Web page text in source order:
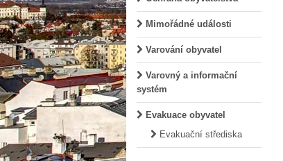
Mimořádné události
Varování obyvatel
Varovný a informační
systém
Evakuace obyvatel
Evakuační střediska